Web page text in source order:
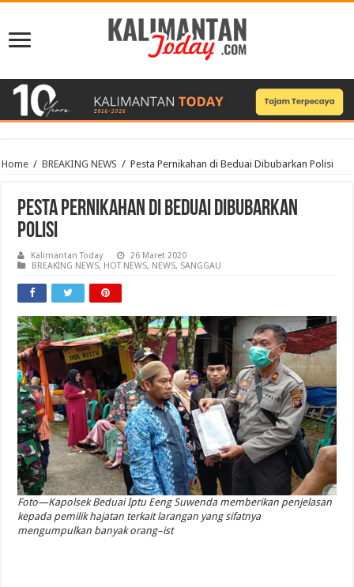
Home / BREAKING NEWS / Pesta Pernikahan di Beduai Dibubarkan Polisi
Pesta Pernikahan di Beduai Dibubarkan
Polisi
Kalimantan Today
26 Maret 2020
BREAKING NEWS, HOT NEWS, NEWS, SANGGAU
Foto—Kapolsek Beduai Iptu Eeng Suwenda memberikan penjelasan
kepada pemilik hajatan terkait larangan yang sifatnya
mengumpulkan banyak orang–ist